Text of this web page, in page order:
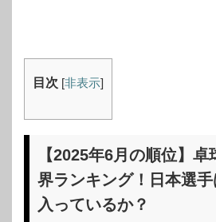
目次 [非表示]
【2025年6月の順位】
界ランキング！日本選
入っているか？